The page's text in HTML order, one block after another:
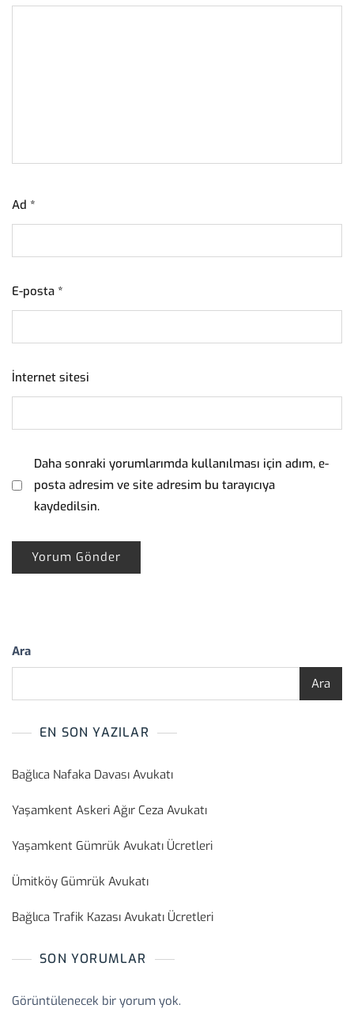
Ad *
E-posta *
İnternet sitesi
Daha sonraki yorumlarımda kullanılması için adım, e-
posta adresim ve site adresim bu tarayıcıya
kaydedilsin.
Ara
Ara
EN SON YAZILAR
Bağlıca Nafaka Davası Avukatı
Yaşamkent Askeri Ağır Ceza Avukatı
Yaşamkent Gümrük Avukatı Ücretleri
Ümitköy Gümrük Avukatı
Bağlıca Trafik Kazası Avukatı Ücretleri
SON YORUMLAR
Görüntülenecek bir yorum yok.